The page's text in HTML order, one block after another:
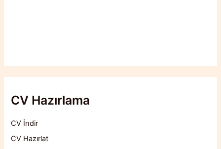
CV Hazırlama
CV İndir
CV Hazırlat